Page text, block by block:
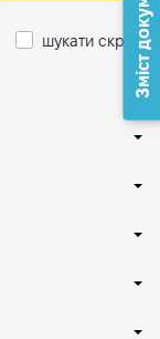
шукати скрізь